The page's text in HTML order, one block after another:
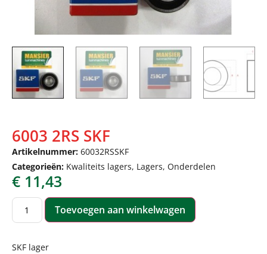
6003 2RS SKF
Artikelnummer: 60032RSSKF
Categorieën: Kwaliteits lagers, Lagers, Onderdelen
€ 11,43
Toevoegen aan winkelwagen
SKF lager